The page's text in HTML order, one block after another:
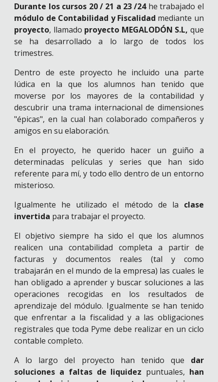
Durante los cursos 20 / 21 a 23 /24he trabajado el
módulo de Contabilidad y Fiscalidad mediante un
proyecto, llamado proyecto MEGALODÓN S.L, que
se ha desarrollado a lo largo de todos los
trimestres.
Dentro de este proyecto he incluido una parte
lúdica en la que los alumnos han tenido que
moverse por los mayores de la contabilidad y
descubrir una trama internacional de dimensiones
"épicas", en la cual han colaborado compañeros y
amigos en su elaboración.
En el proyecto, he querido hacer un guiño a
determinadas películas y series que han sido
referente para mí, y todo ello dentro de un entorno
misterioso.
Igualmente he utilizado el método de la clase
invertida para trabajar el proyecto.
El objetivo siempre ha sido el que los alumnos
realicen una contabilidad completa a partir de
facturas y documentos reales (tal y como
trabajarán en el mundo de la empresa) las cuales le
han obligado a aprender y buscar soluciones a las
operaciones recogidas en los resultados de
aprendizaje del módulo. Igualmente se han tenido
que enfrentar a la fiscalidad y a las obligaciones
registrales que toda Pyme debe realizar en un ciclo
contable completo.
A lo largo del proyecto han tenido que dar
soluciones a faltas de liquidez puntuales, han